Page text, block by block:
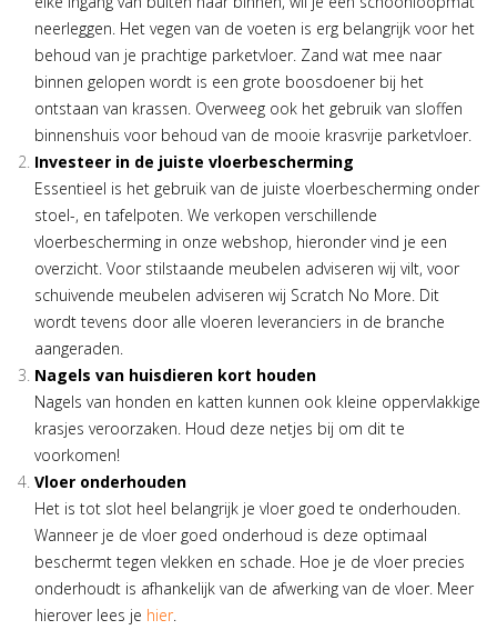
neerleggen. Het vegen van de voeten is erg belangrijk voor het
behoud van je prachtige parketvloer. Zand wat mee naar
binnen gelopen wordt is een grote boosdoener bij het
ontstaan van krassen. Overweeg ook het gebruik van sloffen
binnenshuis voor behoud van de mooie krasvrije parketvloer.
Investeer in de juiste vloerbescherming
Essentieel is het gebruik van de juiste vloerbescherming onder
stoel-, en tafelpoten. We verkopen verschillende
vloerbescherming in onze webshop, hieronder vind je een
overzicht. Voor stilstaande meubelen adviseren wij vilt, voor
schuivende meubelen adviseren wij Scratch No More. Dit
wordt tevens door alle vloeren leveranciers in de branche
aangeraden.
Nagels van huisdieren kort houden
Nagels van honden en katten kunnen ook kleine oppervlakkige
krasjes veroorzaken. Houd deze netjes bij om dit te
voorkomen!
Vloer onderhouden
Het is tot slot heel belangrijk je vloer goed te onderhouden.
Wanneer je de vloer goed onderhoud is deze optimaal
beschermt tegen vlekken en schade. Hoe je de vloer precies
onderhoudt is afhankelijk van de afwerking van de vloer. Meer
hierover lees je hier.